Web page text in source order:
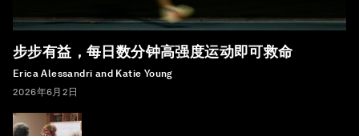
步步有益，每日数分钟高强度运动即可救命
Erica Alessandri and Katie Young
2026年6月2日